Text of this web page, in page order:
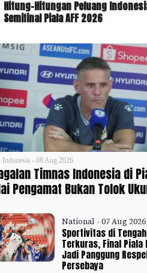
Hitung-Hitungan Peluang
Semifinal Piala AFF 2026
Indonesia - 08 Aug 2026
Timnas Indonesia di
Pengamat Bukan Tolok
National - 07 Aug 2026
Sportivitas di
Terkuras, Final Piala
Jadi Panggung
Persebaya